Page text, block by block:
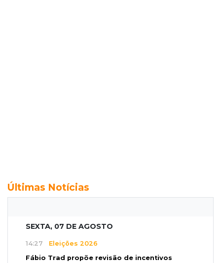
Últimas Notícias
SEXTA, 07 DE AGOSTO
14:27 Eleições 2026
Fábio Trad propõe revisão de incentivos